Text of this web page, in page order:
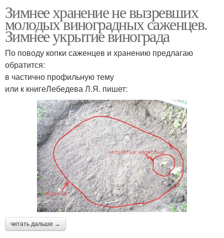
Зимнее хранение не вызревших
молодых виноградных саженцев.
Зимнее укрытие винограда
По поводу копки саженцев и хранению предлагаю
обратится:
в частично профильную тему
или к книгеЛебедева Л.Я. пишет:
читать дальше →